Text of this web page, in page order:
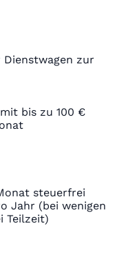
zur
bis zu 100 €
steuerfrei
Jahr (bei wenigen
Teilzeit)